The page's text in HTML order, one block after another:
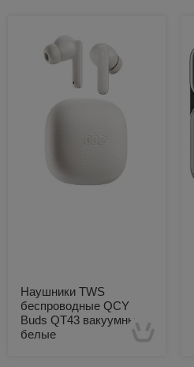
Наушники TWS
беспроводные QCY
Buds QT43 вакуумные
белые